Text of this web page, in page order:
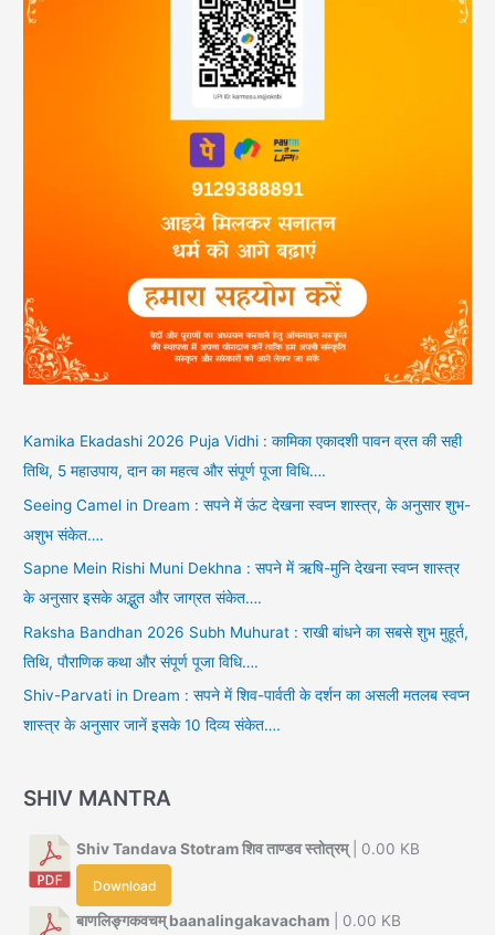
Kamika Ekadashi 2026 Puja Vidhi : कामिका एकादशी पावन व्रत की सही
तिथि, 5 महाउपाय, दान का महत्व और संपूर्ण पूजा विधि….
Seeing Camel in Dream : सपने में ऊंट देखना स्वप्न शास्त्र, के अनुसार शुभ-
अशुभ संकेत….
Sapne Mein Rishi Muni Dekhna : सपने में ऋषि-मुनि देखना स्वप्न शास्त्र
के अनुसार इसके अद्भुत और जाग्रत संकेत….
Raksha Bandhan 2026 Subh Muhurat : राखी बांधने का सबसे शुभ मुहूर्त,
तिथि, पौराणिक कथा और संपूर्ण पूजा विधि….
Shiv-Parvati in Dream : सपने में शिव-पार्वती के दर्शन का असली मतलब स्वप्न
शास्त्र के अनुसार जानें इसके 10 दिव्य संकेत….
SHIV MANTRA
Shiv Tandava Stotram शिव ताण्डव स्तोत्रम्| 0.00 KB
Download
बाणलिङ्गकवचम् baanalingakavacham | 0.00 KB